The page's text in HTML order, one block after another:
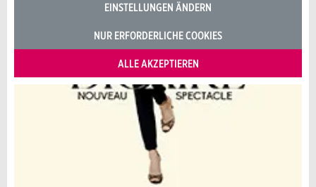
EINSTELLUNGEN ÄNDERN
NUR ERFORDERLICHE COOKIES
ALLE AKZEPTIEREN